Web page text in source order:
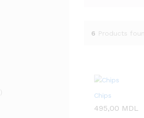
6 Products
Chips
495,00 MDL
495,00 MDL